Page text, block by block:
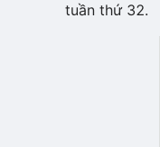
tuần thứ 32.